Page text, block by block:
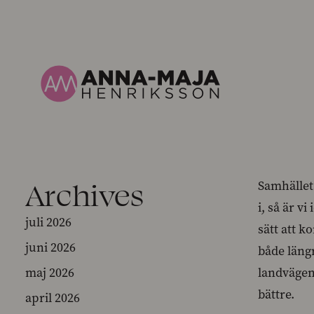
Archives
juli 2026
juni 2026
maj 2026
april 2026
i, så är vi
sätt att
både
bättre.